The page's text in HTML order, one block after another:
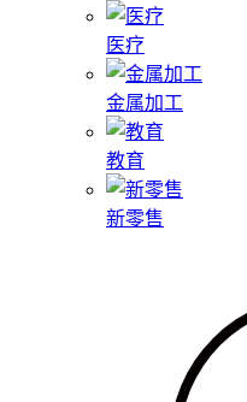
医疗
金属加工
教育
新零售